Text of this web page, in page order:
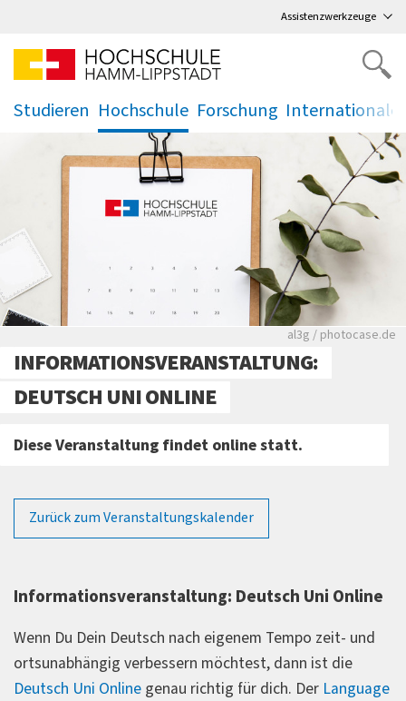
Assistenzwerkzeuge
Studieren Hochschule
.
Forschung
.
Rote leere
al3g / photocase.de
INFORMATIONSVERANSTALTUNG:
DEUTSCH UNI ONLINE
Diese Veranstaltung findet online statt.
Zurück zum Veranstaltungskalender
Informationsveranstaltung: Deutsch Uni Online
Wenn Du Dein Deutsch nach eigenem Tempo zeit- und
ortsunabhängig verbessern möchtest, dann ist die
Deutsch Uni Online genau richtig für dich. Der Language